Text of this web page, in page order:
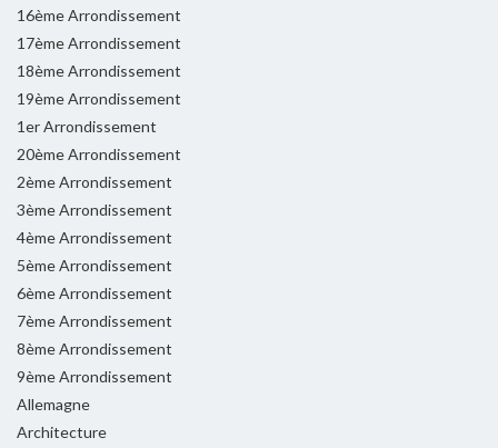
16ème Arrondissement
17ème Arrondissement
18ème Arrondissement
19ème Arrondissement
1er Arrondissement
20ème Arrondissement
2ème Arrondissement
3ème Arrondissement
4ème Arrondissement
5ème Arrondissement
6ème Arrondissement
7ème Arrondissement
8ème Arrondissement
9ème Arrondissement
Allemagne
Architecture